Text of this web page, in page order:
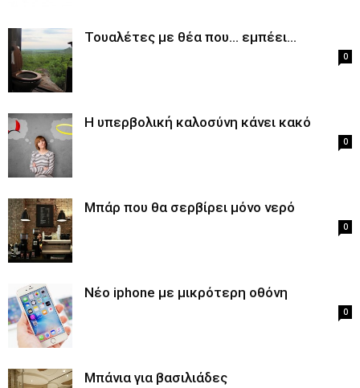
Τουαλέτες με θέα που… εμπέει…
0
Η υπερβολική καλοσύνη κάνει κακό
0
Μπάρ που θα σερβίρει μόνο νερό
0
Νέο iphone με μικρότερη οθόνη
0
Mπάνια για βασιλιάδες